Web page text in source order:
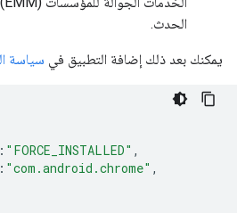
الحدث.
يمكنك بعد ذلك إضافة التطبيق في سياسة
: "FORCE_INSTALLED" ,
: "com.android.chrome" ,